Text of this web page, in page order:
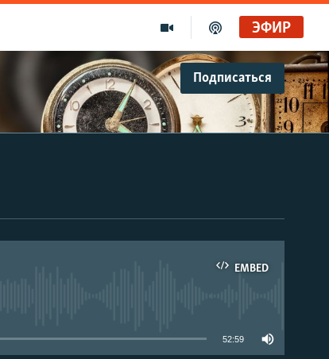
ЭФИР
Подписаться
EMBED
52:59